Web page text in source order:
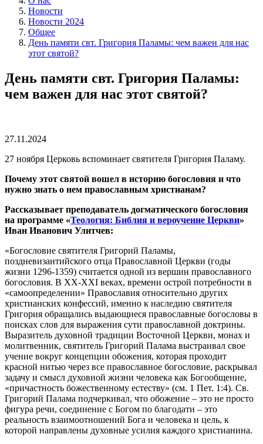
Новости
Новости 2024
Общее
День памяти свт. Григория Паламы: чем важен для нас
этот святой?
День памяти свт. Григория Паламы:
чем важен для нас этот святой?
27.11.2024
27 ноября Церковь вспоминает святителя Григория Паламу.
Почему этот святой вошел в историю богословия и что
нужно знать о нем православным христианам?
Рассказывает преподаватель догматического богословия
на программе «Теология: Библия и вероучение Церкви»
Иван Иванович Улитчев:
«Богословие святителя Григорий Паламы,
поздневизантийского отца Православной Церкви (годы
жизни 1296-1359) считается одной из вершин православного
богословия. В ХХ-XXI веках, времени острой потребности в
«самоопределении» Православия относительно других
христианских конфессий, именно к наследию святителя
Григория обращались выдающиеся православные богословы в
поисках слов для выражения сути православной доктрины.
Выразитель духовной традиции Восточной Церкви, монах и
молитвенник, святитель Григорий Палама выстраивал свое
учение вокруг концепции обожения, которая проходит
красной нитью через все православное богословие, раскрывал
задачу и смысл духовной жизни человека как Богообщение,
«причастность божественному естеству» (см. 1 Пет. 1:4). Св.
Григорий Палама подчеркивал, что обожение – это не просто
фигура речи, соединение с Богом по благодати – это
реальность взаимоотношений Бога и человека и цель, к
которой направлены духовные усилия каждого христианина.